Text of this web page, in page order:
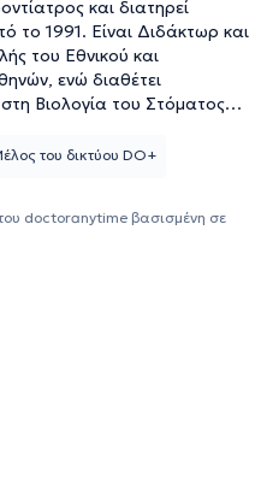
και διατηρεί
το 1991. Είναι Διδάκτωρ και
του Εθνικού και
ενώ διαθέτει
Βιολογία του Στόματος
συμβάλλει στο έργο
τομέα της έρευνας, καθώς
εργασίες σε κορυφαία
του δικτύου DO+
doctoranytime βασισμένη σε